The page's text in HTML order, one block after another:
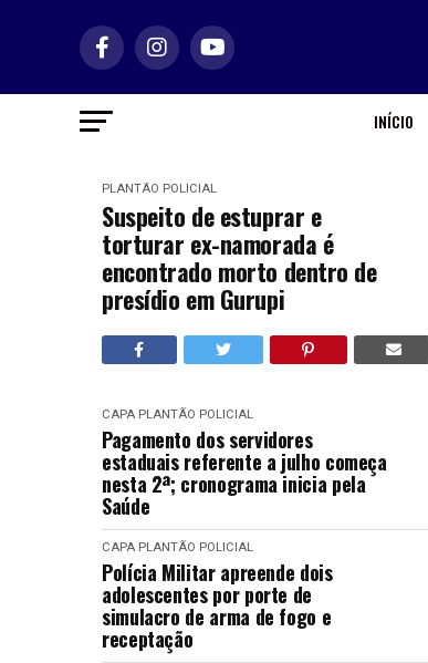
INÍCIO
PLANTÃO POLICIAL
Suspeito de estuprar e
torturar ex-namorada é
encontrado morto dentro de
presídio em Gurupi
CAPA PLANTÃO POLICIAL
Pagamento dos servidores
estaduais referente a julho começa
nesta 2ª; cronograma inicia pela
Saúde
CAPA PLANTÃO POLICIAL
Polícia Militar apreende dois
adolescentes por porte de
simulacro de arma de fogo e
receptação